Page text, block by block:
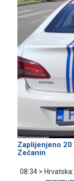
Zaplijenjeno 20
Zećanin
08:34 >